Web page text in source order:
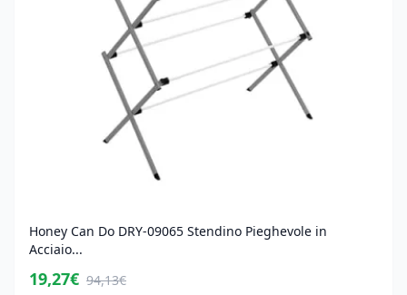
Honey Can Do DRY-09065 Stendino Pieghevole in
Acciaio...
19,27€ 94,13€